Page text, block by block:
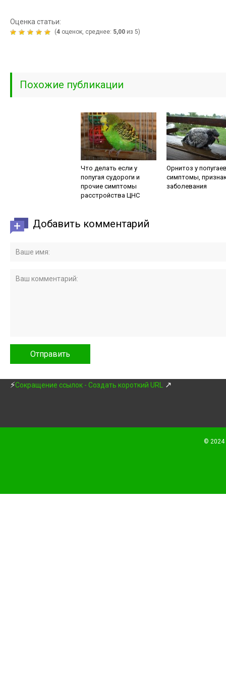
Оценка статьи:
(4оценок, среднее: 5,00из 5)
Похожие публикации
Что делать если у
попугая судороги и
прочие симптомы
расстройства ЦНС
Орнитоз у
симптомы,
заболевания
Добавить комментарий
⚡Сокращение ссылок - Создать короткий URL ↗
© 2024